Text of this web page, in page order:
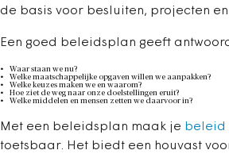
de basis voor besluiten, projecten
Een goed beleidsplan geeft
Waar staan we nu?
Welke maatschappelijke opgaven willen we aanpakken?
Welke keuzes maken we en waarom?
Hoe ziet de weg naar onze doelstellingen eruit?
Welke middelen en mensen zetten we daarvoor in?
Met een beleidsplan maak je beleid
toetsbaar. Het biedt een houvast